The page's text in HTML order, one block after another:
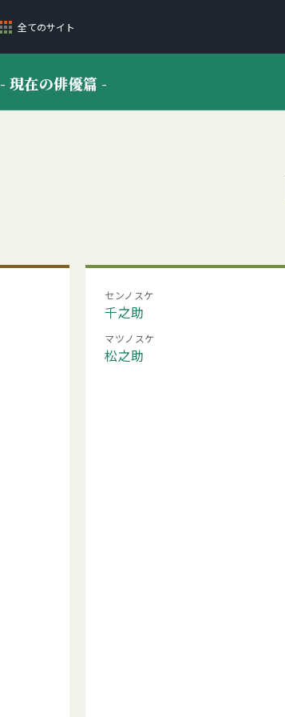
全てのサイト
- 現在の俳優篇 -
センノスケ
千之助
マツノスケ
松之助